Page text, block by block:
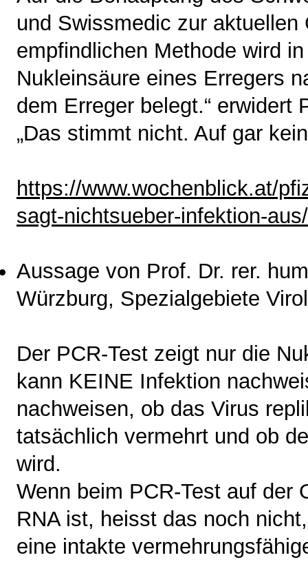
und Swissmedic zur aktuellen
empfindlichen Methode wird
Nukleinsäure eines Erregers
dem Erreger belegt.“ erwidert
„Das stimmt nicht. Auf gar
https://www.wochenblick.at/
sagt-nichtsueber-infektion-aus/
Aussage von Prof. Dr. rer.
Würzburg, Spezialgebiete
Der PCR-Test zeigt nur die
kann KEINE Infektion
nachweisen, ob das Virus
tatsächlich vermehrt und ob
wird.
Wenn beim PCR-Test auf der
RNA ist, heisst das noch
eine intakte